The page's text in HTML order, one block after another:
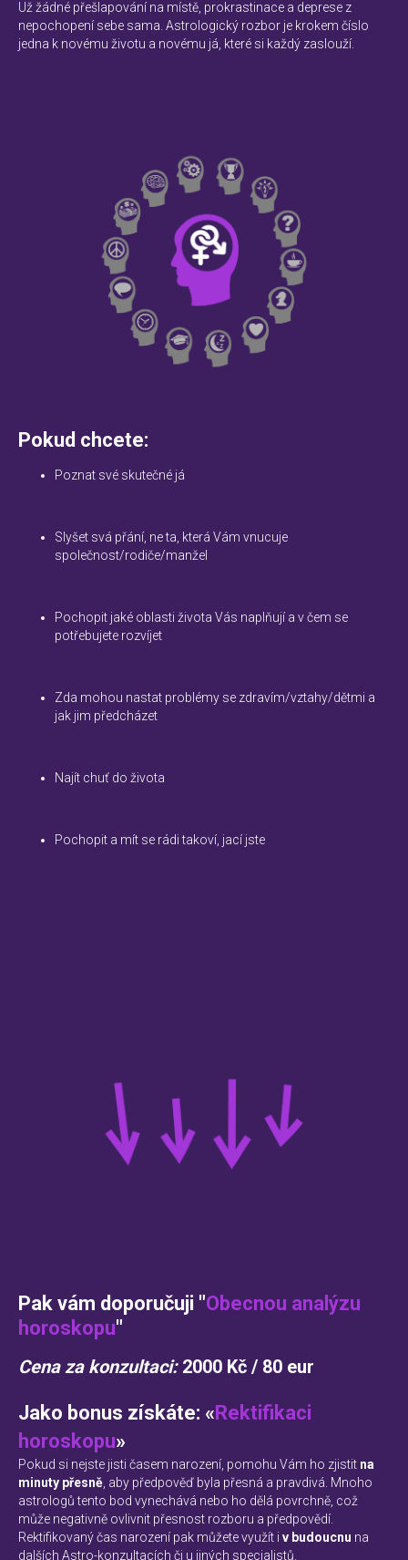
Už žádné přešlapování na místě, prokrastinace a deprese z
nepochopení sebe sama. Astrologický rozbor je krokem číslo
jedna k novému životu a novému já, které si každý zaslouží.
Pokud chcete:
Poznat své skutečné já
Slyšet svá přání, ne ta, která Vám vnucuje
společnost/rodiče/manžel
Pochopit jaké oblasti života Vás naplňují a v čem se
potřebujete rozvíjet
Zda mohou nastat problémy se zdravím/vztahy/dětmi a
jak jim předcházet
Najít chuť do života
Pochopit a mít se rádi takoví, jací jste
Pak vám doporučuji "Obecnou analýzu
horoskopu"
Cena za konzultaci:2000 Kč / 80 eur
Jako bonus získáte: «Rektifikaci
horoskopu»
Pokud si nejste jisti časem narození, pomohu Vám ho zjistit na
minuty přesně , aby předpověď byla přesná a pravdivá. Mnoho
astrologů tento bod vynechává nebo ho dělá povrchně, což
může negativně ovlivnit přesnost rozboru a předpovědí.
Rektifikovaný čas narození pak můžete využít i v budoucnu na
dalších Astro-konzultacích či u jiných specialistů.